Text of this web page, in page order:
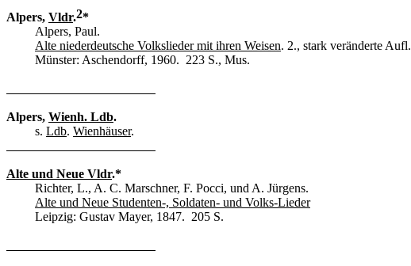
Alpers, Vldr.2*
Alpers, Paul.
Alte niederdeutsche Volkslieder mit ihren Weisen. 2., stark veränderte Aufl.
Münster: Aschendorff, 1960. 223 S., Mus.
Alpers, Wienh. Ldb.
s. Ldb. Wienhäuser.
Alte und Neue Vldr.*
Richter, L., A. C. Marschner, F. Pocci, und A. Jürgens.
Alte und Neue Studenten-, Soldaten- und Volks-Lieder
Leipzig: Gustav Mayer, 1847. 205 S.